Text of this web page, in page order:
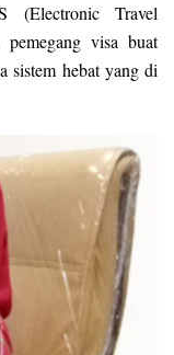
(Electronic Travel
visa buat
sistem hebat yang di